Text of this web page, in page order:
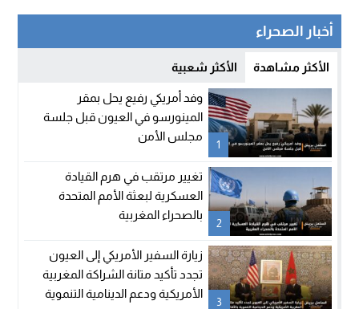
أخبار الصحراء
الأكثر مشاهدة الأكثر شعبية
1
وفد أمريكي رفيع يحل بمقر
المينورسو في العيون قبل جلسة
مجلس الأمن
2
تغيير مرتقب في هرم القيادة
العسكرية لبعثة الأمم المتحدة
بالصحراء المغربية
3
زيارة السفير الأمريكي إلى العيون
تجدد تأكيد متانة الشراكة المغربية
الأمريكية ودعم الدينامية التنموية